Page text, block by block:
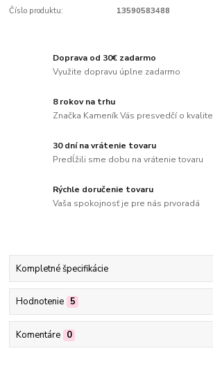
Číslo produktu: 13590583488
Doprava od 30€ zadarmo
Využite dopravu úplne zadarmo
8 rokov na trhu
Značka Kameník Vás presvedčí o kvalite
30 dní na vrátenie tovaru
Predĺžili sme dobu na vrátenie tovaru
Rýchle doručenie tovaru
Vaša spokojnosť je pre nás prvoradá
Kompletné špecifikácie
Hodnotenie 5
Komentáre 0